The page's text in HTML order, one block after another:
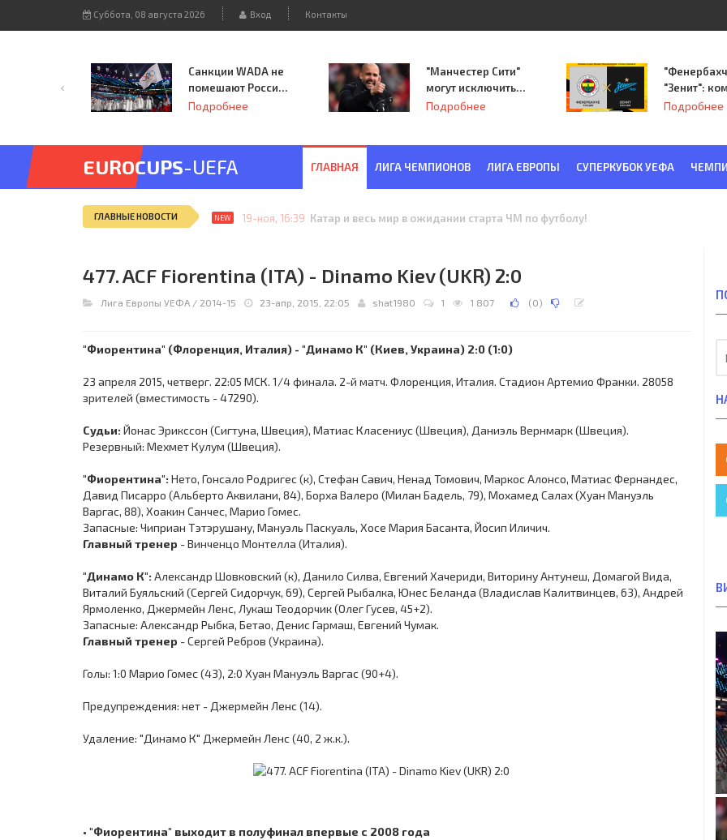
Суббота, 08 августа 2026 Вход Контакты
Санкции WADA не
помешают России
принять
Подробнее
"Манчестер Сити"
могут исключить
из Лиги
Подробнее
"Зенит":
Семака
Подробнее
EUROCUPS-UEFA ГЛАВНАЯ ЛИГА ЧЕМПИОНОВ ЛИГА ЕВРОПЫ СУПЕРКУБОК УЕФА
ГЛАВНЫЕ НОВОСТИ NEW 04-сен, 12:25 ЦДКА (Москва) - "Красная Заря" (Ленинград) 6:2
477. ACF Fiorentina (ITA) - Dinamo Kiev (UKR) 2:0
Лига Европы УЕФА / 2014-15 23-апр, 2015, 22:05 shat1980 1 1 807 (0)
"Фиорентина" (Флоренция, Италия) - "Динамо К" (Киев, Украина) 2:0 (1:0)
23 апреля 2015, четверг. 22:05 МСК. 1/4 финала. 2-й матч. Флоренция, Италия. Стадион Артемио Франки. 28058
зрителей (вместимость - 47290).
Судьи: Йонас Эрикссон (Сигтуна, Швеция), Матиас Класениус (Швеция), Даниэль Вернмарк (Швеция).
Резервный: Мехмет Кулум (Швеция).
"Фиорентина": Нето, Гонсало Родригес (к), Стефан Савич, Ненад Томович, Маркос Алонсо, Матиас Фернандес,
Давид Писарро (Альберто Аквилани, 84), Борха Валеро (Милан Бадель, 79), Мохамед Салах (Хуан Мануэль
Варгас, 88), Хоакин Санчес, Марио Гомес.
Запасные: Чиприан Тэтэрушану, Мануэль Паскуаль, Хосе Мария Басанта, Йосип Иличич.
Главный тренер - Винченцо Монтелла (Италия).
"Динамо К": Александр Шовковский (к), Данило Силва, Евгений Хачериди, Виторину Антунеш, Домагой Вида,
Виталий Буяльский (Сергей Сидорчук, 69), Сергей Рыбалка, Юнес Беланда (Владислав Калитвинцев, 63), Андрей
Ярмоленко, Джермейн Ленс, Лукаш Теодорчик (Олег Гусев, 45+2).
Запасные: Александр Рыбка, Бетао, Денис Гармаш, Евгений Чумак.
Главный тренер - Сергей Ребров (Украина).
Голы: 1:0 Марио Гомес (43), 2:0 Хуан Мануэль Варгас (90+4).
Предупреждения: нет - Джермейн Ленс (14).
Удаление: "Динамо К" Джермейн Ленс (40, 2 ж.к.).
• "Фиорентина" выходит в полуфинал впервые с 2008 года